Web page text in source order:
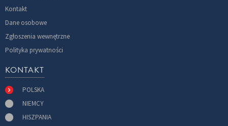
Kontakt
Dane osobowe
Zgłoszenia wewnętrzne
Polityka prywatności
KONTAKT
POLSKA
NIEMCY
HISZPANIA